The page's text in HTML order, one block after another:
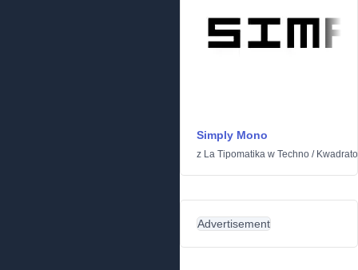
Simply Mono
z La Tipomatika w Techno /
Advertisement